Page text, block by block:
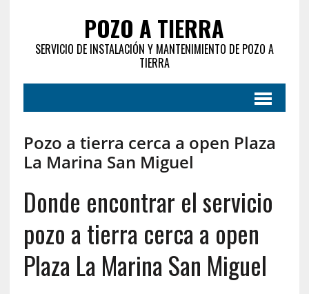
POZO A TIERRA
SERVICIO DE INSTALACIÓN Y MANTENIMIENTO DE POZO A
TIERRA
Pozo a tierra cerca a open Plaza
La Marina San Miguel
Donde encontrar el servicio
pozo a tierra cerca a open
Plaza La Marina San Miguel